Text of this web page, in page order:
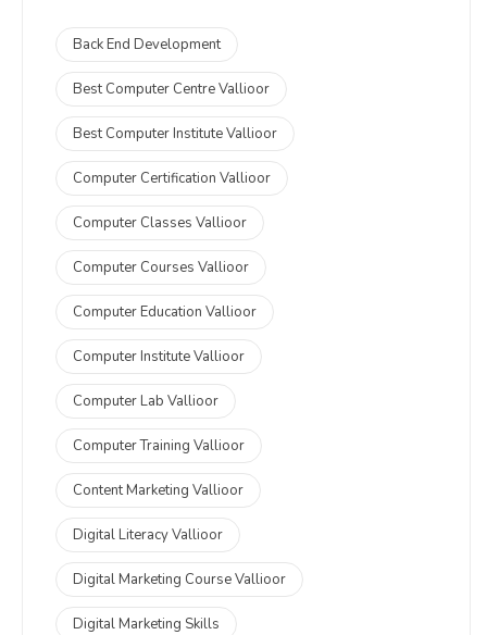
Back End Development
Best Computer Centre Vallioor
Best Computer Institute Vallioor
Computer Certification Vallioor
Computer Classes Vallioor
Computer Courses Vallioor
Computer Education Vallioor
Computer Institute Vallioor
Computer Lab Vallioor
Computer Training Vallioor
Content Marketing Vallioor
Digital Literacy Vallioor
Digital Marketing Course Vallioor
Digital Marketing Skills